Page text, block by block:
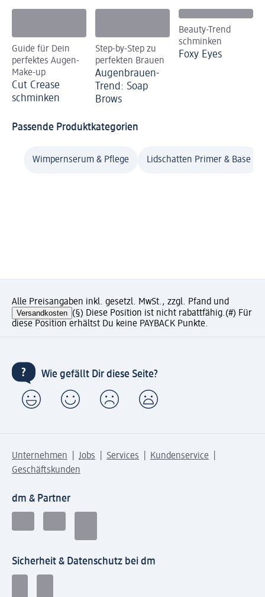
Guide für Dein
perfektes Augen-
Make-up
Cut Crease
schminken
Step-by-Step zu
perfekten Brauen
Augenbrauen-
Trend: Soap
Brows
Beauty-Trend
schminken
Foxy Eyes
Passende Produktkategorien
Wimpernserum & Pflege Lidschatten Primer & Base
Alle Preisangaben inkl. gesetzl. MwSt., zzgl. Pfand und
Versandkosten (§) Diese Position ist nicht rabattfähig.(#) Für
diese Position erhältst Du keine PAYBACK Punkte.
Wie gefällt Dir diese Seite?
Unternehmen Jobs Services
Kundenservice
Geschäftskunden
dm & Partner
Sicherheit & Datenschutz bei dm